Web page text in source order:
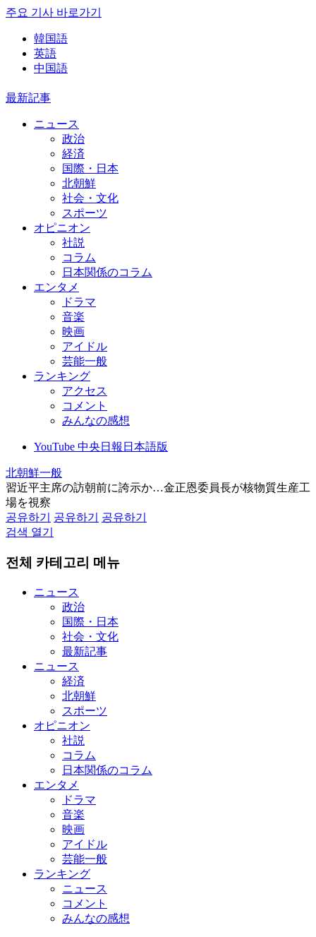
주요 기사 바로가기
韓国語
英語
中国語
最新記事
ニュース
政治
経済
国際・日本
北朝鮮
社会・文化
スポーツ
オピニオン
社説
コラム
日本関係のコラム
エンタメ
ドラマ
音楽
映画
アイドル
芸能一般
ランキング
アクセス
コメント
みんなの感想
YouTube 中央日報日本語版
北朝鮮一般
習近平主席の訪朝前に誇示か…金正恩委員長が核物質生産工
場を視察
공유하기
공유하기
공유하기
검색 열기
전체 카테고리 메뉴
ニュース
政治
国際・日本
社会・文化
最新記事
ニュース
経済
北朝鮮
スポーツ
オピニオン
社説
コラム
日本関係のコラム
エンタメ
ドラマ
音楽
映画
アイドル
芸能一般
ランキング
ニュース
コメント
みんなの感想